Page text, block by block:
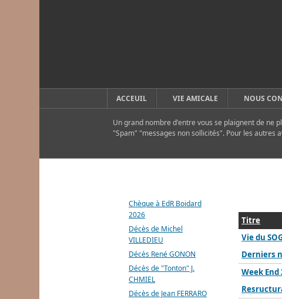
ACCEUIL VIE AMICALE NOUS
Un grand nombre d'entre vous se plaignent de ne
"Spam" "messages non sollicités". Pour les autres
Titre
Vie du
Derniers
Week
Chèque à EdR Boidard
2026
Décès de Michel
VILLEDIEU
Décès René GONON
Décès de "Tonton" J.
CHMIEL
Décès de Jean FERRARO